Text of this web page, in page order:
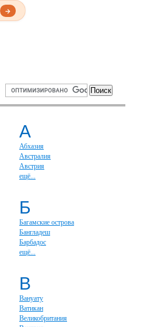
→
А
Абхазия
Австралия
Австрия
ещё...
Б
Багамские острова
Бангладеш
Барбадос
ещё...
В
Вануату
Ватикан
Великобритания